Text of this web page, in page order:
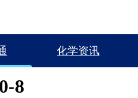
化学资讯
8